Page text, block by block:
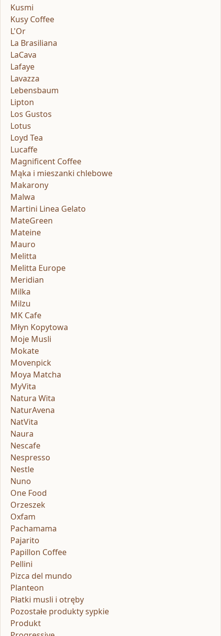
Kusmi
Kusy Coffee
L'Or
La Brasiliana
LaCava
Lafaye
Lavazza
Lebensbaum
Lipton
Los Gustos
Lotus
Loyd Tea
Lucaffe
Magnificent Coffee
Mąka i mieszanki chlebowe
Makarony
Malwa
Martini Linea Gelato
MateGreen
Mateine
Mauro
Melitta
Melitta Europe
Meridian
Milka
Milzu
MK Cafe
Młyn Kopytowa
Moje Musli
Mokate
Movenpick
Moya Matcha
MyVita
Natura Wita
NaturAvena
NatVita
Naura
Nescafe
Nespresso
Nestle
Nuno
One Food
Orzeszek
Oxfam
Pachamama
Pajarito
Papillon Coffee
Pellini
Pizca del mundo
Planteon
Płatki musli i otręby
Pozostałe produkty sypkie
Produkt